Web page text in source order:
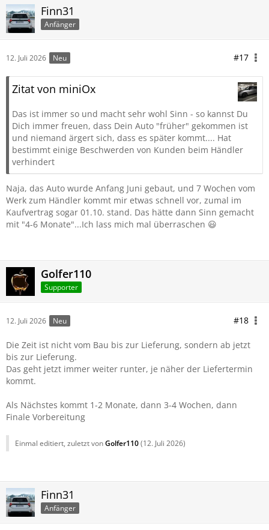
Finn31
Anfänger
12. Juli 2026 Neu #17
Zitat von miniOx
Das ist immer so und macht sehr wohl Sinn - so kannst Du
Dich immer freuen, dass Dein Auto "früher" gekommen ist
und niemand ärgert sich, dass es später kommt.... Hat
bestimmt einige Beschwerden von Kunden beim Händler
verhindert
Naja, das Auto wurde Anfang Juni gebaut, und 7 Wochen vom
Werk zum Händler kommt mir etwas schnell vor, zumal im
Kaufvertrag sogar 01.10. stand. Das hätte dann Sinn gemacht
mit "4-6 Monate"...Ich lass mich mal überraschen 😃
Golfer110
Supporter
12. Juli 2026 Neu #18
Die Zeit ist nicht vom Bau bis zur Lieferung, sondern ab jetzt
bis zur Lieferung.
Das geht jetzt immer weiter runter, je näher der Liefertermin
kommt.
Als Nächstes kommt 1-2 Monate, dann 3-4 Wochen, dann
Finale Vorbereitung
Einmal editiert, zuletzt vonGolfer110(12. Juli 2026)
Finn31
Anfänger